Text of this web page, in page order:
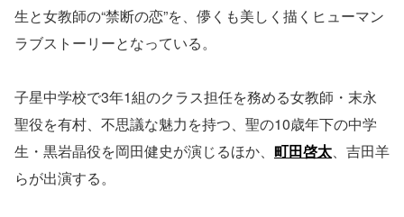
生と女教師の“禁断の恋”を、儚くも美しく描くヒューマン
ラブストーリーとなっている。
子星中学校で3年1組のクラス担任を務める女教師・末永
聖役を有村、不思議な魅力を持つ、聖の10歳年下の中学
生・黒岩晶役を岡田健史が演じるほか、 町田啓太、吉田羊
らが出演する。